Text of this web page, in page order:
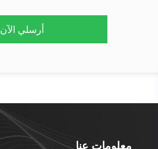
أرسلي الآن
معلومات عنا